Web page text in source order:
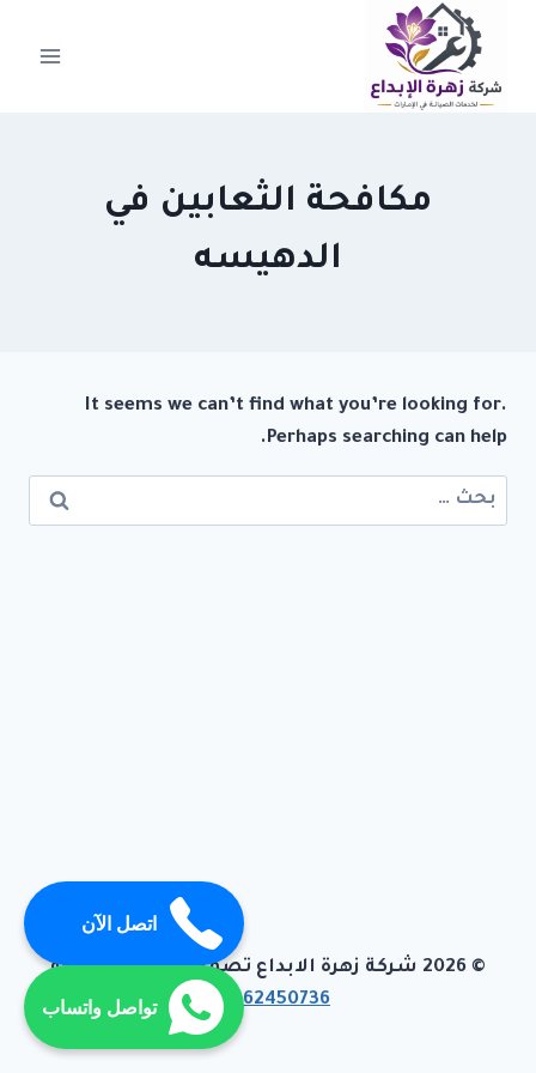
التجاوز
المحتوى
مكافحة الثعابين في
الدهيسه
It seems we can’t find what you’re looking for.
Perhaps searching can help.
البحث
عن:
© 2026 شركة زهرة الابداع تصميم وبرمجة تيفاجو
01062450736
اتصل الآن
تواصل واتساب